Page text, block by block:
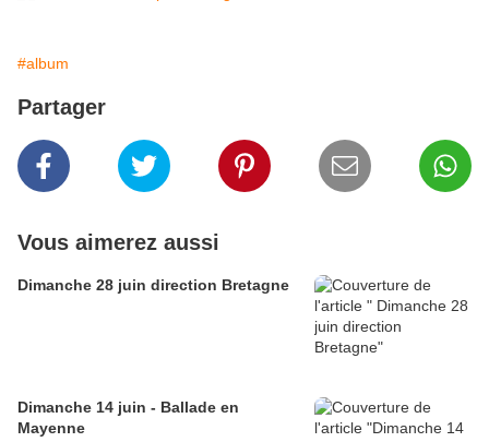
#album
Partager
Vous aimerez aussi
Dimanche 28 juin direction Bretagne
Dimanche 14 juin - Ballade en
Mayenne